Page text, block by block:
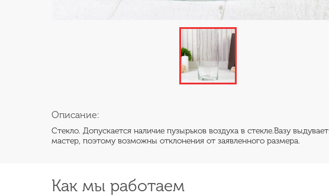
Описание:
Стекло. Допускается наличие пузырьков воздуха в стекле.Вазу выдувает
мастер, поэтому возможны отклонения от заявленного размера.
Как мы работаем